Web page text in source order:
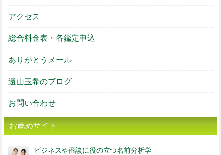
アクセス
総合料金表・各鑑定申込
ありがとうメール
遠山玉希のブログ
お問い合わせ
お薦めサイト
ビジネスや商談に役の立つ名前分析学